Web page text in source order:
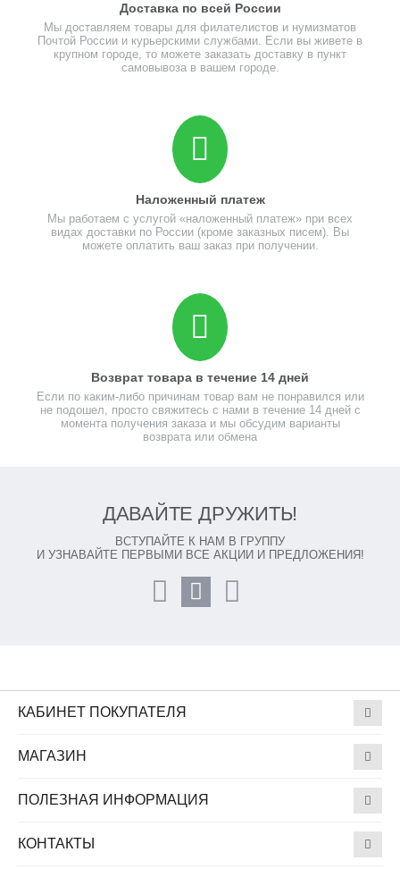
Доставка по всей России
Мы доставляем товары для филателистов и нумизматов
Почтой России и курьерскими службами. Если вы живете в
крупном городе, то можете заказать доставку в пункт
самовывоза в вашем городе.
Наложенный платеж
Мы работаем с услугой «наложенный платеж» при всех
видах доставки по России (кроме заказных писем). Вы
можете оплатить ваш заказ при получении.
Возврат товара в течение 14 дней
Если по каким-либо причинам товар вам не понравился или
не подошел, просто свяжитесь с нами в течение 14 дней с
момента получения заказа и мы обсудим варианты
возврата или обмена
ДАВАЙТЕ ДРУЖИТЬ!
ВСТУПАЙТЕ К НАМ В ГРУППУ
И УЗНАВАЙТЕ ПЕРВЫМИ ВСЕ АКЦИИ И ПРЕДЛОЖЕНИЯ!
КАБИНЕТ ПОКУПАТЕЛЯ
МАГАЗИН
ПОЛЕЗНАЯ ИНФОРМАЦИЯ
КОНТАКТЫ